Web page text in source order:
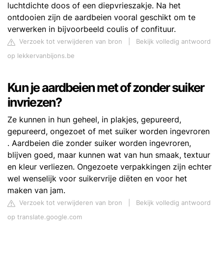
luchtdichte doos of een diepvrieszakje. Na het
ontdooien zijn de aardbeien vooral geschikt om te
verwerken in bijvoorbeeld coulis of confituur.
Verzoek tot verwijderen van bron
Bekijk volledig antwoord
op lekkervanbijons.be
Kun je aardbeien met of zonder suiker
invriezen?
Ze kunnen in hun geheel, in plakjes, gepureerd,
gepureerd, ongezoet of met suiker worden ingevroren
. Aardbeien die zonder suiker worden ingevroren,
blijven goed, maar kunnen wat van hun smaak, textuur
en kleur verliezen. Ongezoete verpakkingen zijn echter
wel wenselijk voor suikervrije diëten en voor het
maken van jam.
Verzoek tot verwijderen van bron
Bekijk volledig antwoord
op translate.google.com